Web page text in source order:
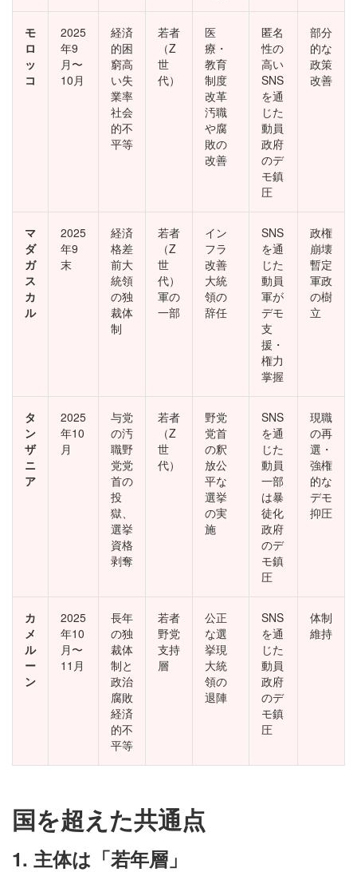
モ
ロ
ッ
コ
2025
年9
月〜
10月
経済
的困
窮高
い失
業率
社会
的不
平等
若者
（Z
世
代）
医
療・
教育
制度
改革
汚職
や腐
敗の
改善
匿名
性の
高い
SNS
を通
じた
動員
政府
のデ
モ鎮
圧
部分
的な
政策
改善
マ
ダ
ガ
ス
カ
ル
2025
年9
末
経済
格差
前大
統領
の独
裁体
制
若者
（Z
世
代）
軍の
一部
イン
フラ
改善
大統
領の
辞任
SNS
を通
じた
動員
軍が
デモ
支
援・
権力
掌握
政権
崩壊
暫定
軍政
の樹
立
タ
ン
ザ
ニ
ア
2025
年10
月
与党
の汚
職野
党党
首の
投
獄、
選挙
資格
剥奪
若者
（Z
世
代）
野党
党首
の釈
放公
平な
選挙
の実
施
SNS
を通
じた
動員
一部
は暴
徒化
政府
のデ
モ鎮
圧
現職
の再
選・
強権
的な
デモ
抑圧
カ
メ
ル
ー
ン
2025
年10
月〜
11月
長年
の独
裁体
制と
政治
腐敗
経済
的不
平等
若者
野党
支持
層
公正
な選
挙現
大統
領の
退陣
SNS
を通
じた
動員
政府
のデ
モ鎮
圧
体制
維持
国を超えた共通点
1. 主体は「若年層」